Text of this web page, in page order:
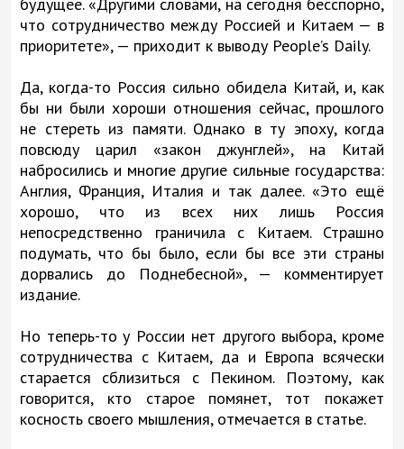
будущее. «Другими словами, на сегодня бесспорно,
что сотрудничество между Россией и Китаем — в
приоритете», — приходит к выводу People’s Daily.
Да, когда-то Россия сильно обидела Китай, и, как
бы ни были хороши отношения сейчас, прошлого
не стереть из памяти. Однако в ту эпоху, когда
повсюду царил «закон джунглей», на Китай
набросились и многие другие сильные государства:
Англия, Франция, Италия и так далее. «Это ещё
хорошо, что из всех них лишь Россия
непосредственно граничила с Китаем. Страшно
подумать, что бы было, если бы все эти страны
дорвались до Поднебесной», — комментирует
издание.
Но теперь-то у России нет другого выбора, кроме
сотрудничества с Китаем, да и Европа всячески
старается сблизиться с Пекином. Поэтому, как
говорится, кто старое помянет, тот покажет
косность своего мышления, отмечается в статье.